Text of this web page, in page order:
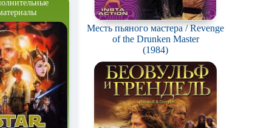
Месть пьяного мастера / Revenge
of the Drunken Master
(1984)